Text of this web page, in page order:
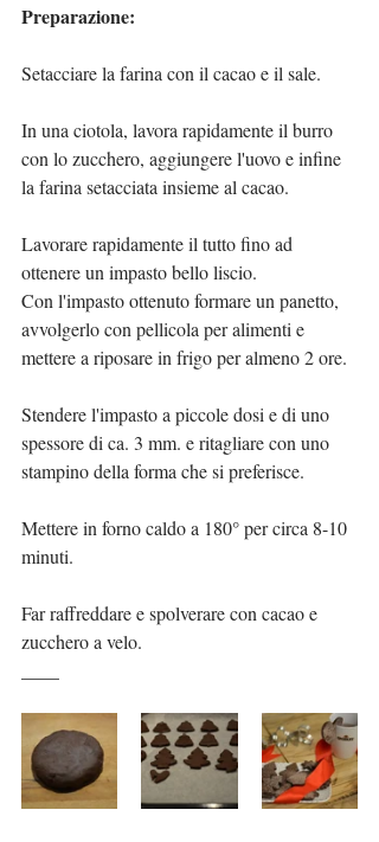
Preparazione:
Setacciare la farina con il cacao e il sale.
In una ciotola, lavora rapidamente il burro
con lo zucchero, aggiungere l'uovo e infine
la farina setacciata insieme al cacao.
Lavorare rapidamente il tutto fino ad
ottenere un impasto bello liscio.
Con l'impasto ottenuto formare un panetto,
avvolgerlo con pellicola per alimenti e
mettere a riposare in frigo per almeno 2 ore.
Stendere l'impasto a piccole dosi e di uno
spessore di ca. 3 mm. e ritagliare con uno
stampino della forma che si preferisce.
Mettere in forno caldo a 180° per circa 8-10
minuti.
Far raffreddare e spolverare con cacao e
zucchero a velo.